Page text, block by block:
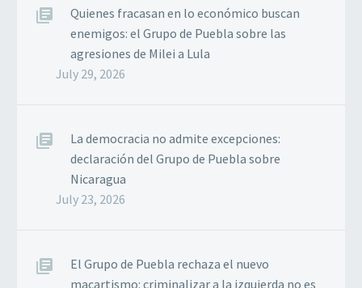
Quienes fracasan en lo económico buscan
enemigos: el Grupo de Puebla sobre las
agresiones de Milei a Lula
July 29, 2026
La democracia no admite excepciones:
declaración del Grupo de Puebla sobre
Nicaragua
July 23, 2026
El Grupo de Puebla rechaza el nuevo
macartismo: criminalizar a la izquierda no es